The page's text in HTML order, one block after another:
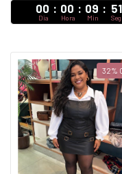
00 : 00 : 09 : 47
Dia Hora Min Seg
32%